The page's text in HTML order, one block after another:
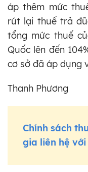
áp thêm mức
rút lại thuế trả
tổng mức thuế
Quốc lên đến
cơ sở đã áp dụng
Thanh Phương
Chính sách
gia liên hệ